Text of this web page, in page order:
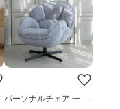
パーソナルチェア 一人